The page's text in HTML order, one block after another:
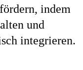
indem
und
integrieren.